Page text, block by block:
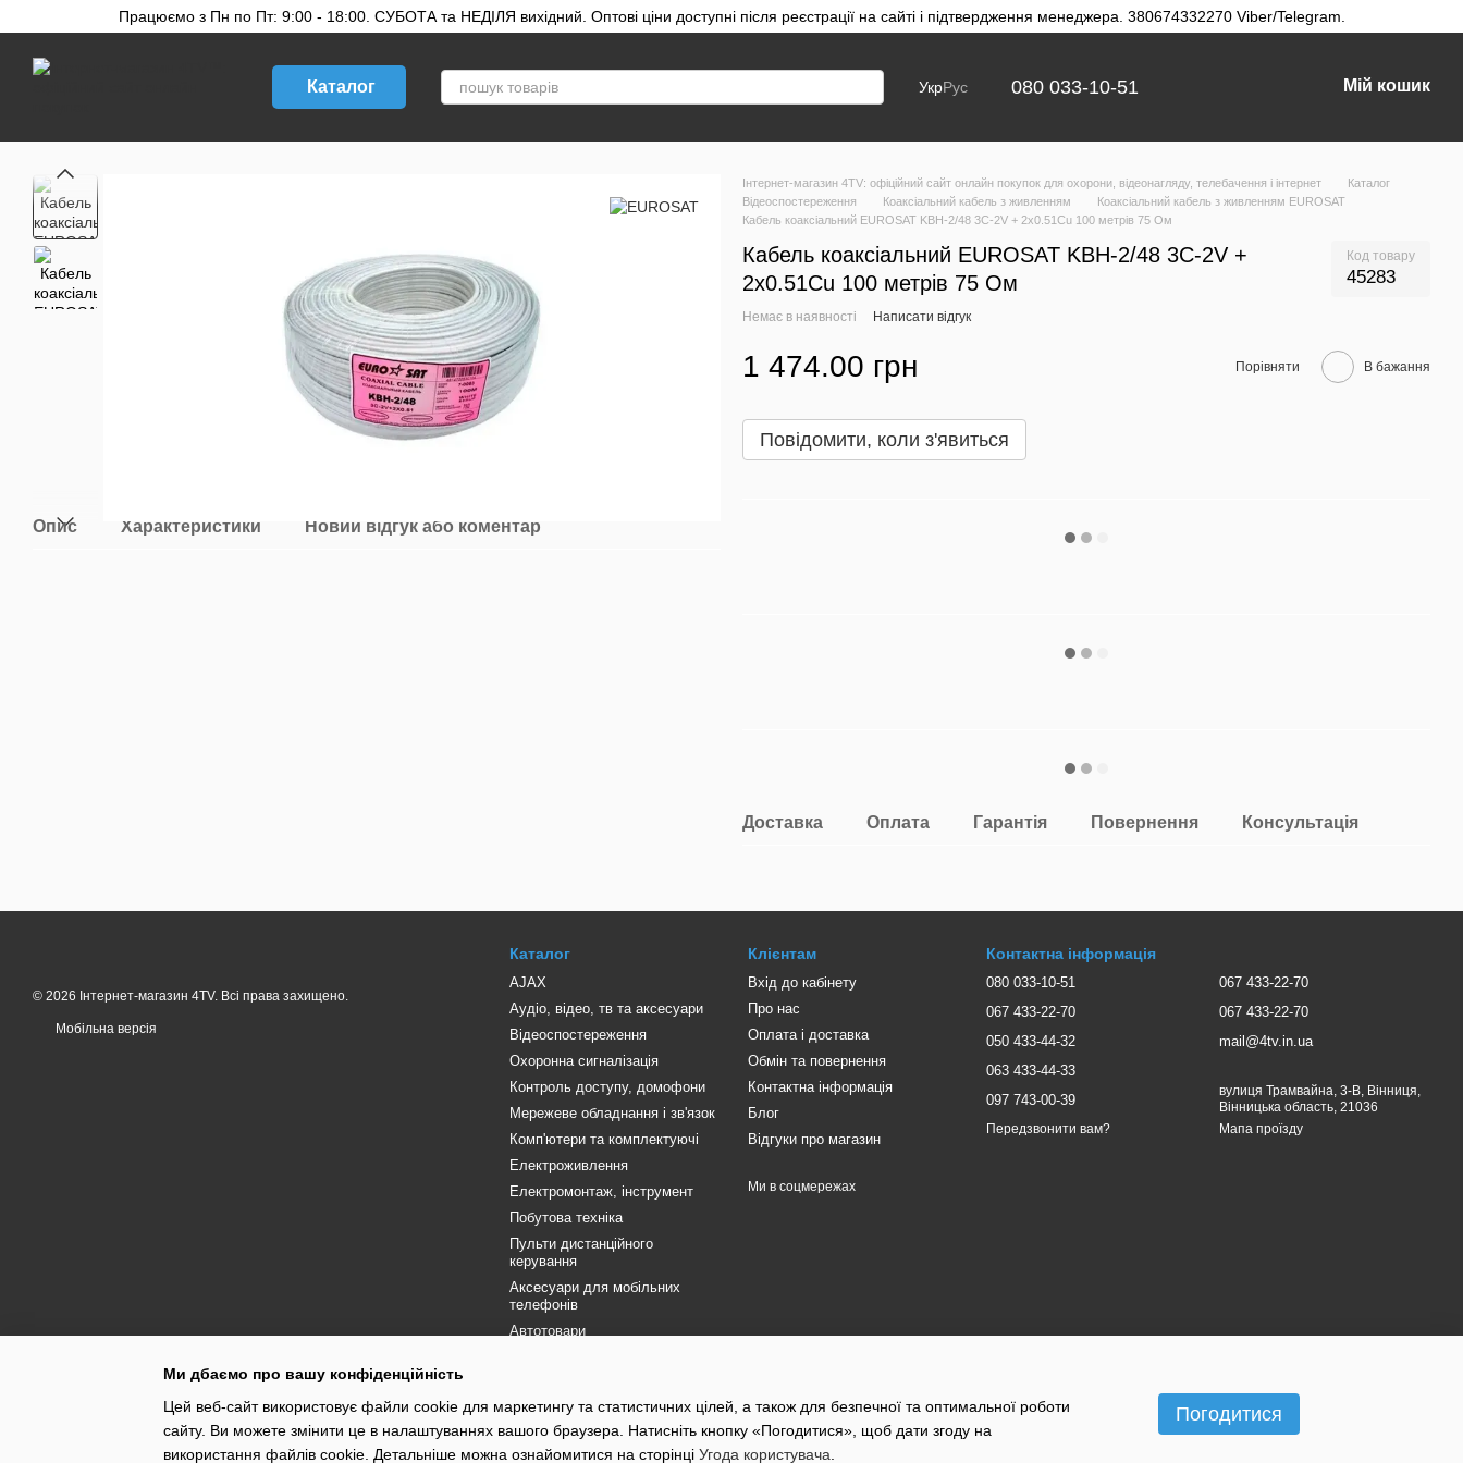
Перейти до основного контенту
Працюємо з Пн по Пт: 9:00 - 18:00. СУБОТА та НЕДІЛЯ вихідний. Оптові ціни доступні після реєстрації на сайті і підтвердження менеджера. 380674332270 Viber/Telegram.
Каталог УкрРус 080 033-10-51 Мій кошик
Опис Характеристики Новий відгук або коментар
Інтернет-магазин 4TV: офіційний сайт онлайн покупок для охорони, відеонагляду, телебачення і інтернет
Каталог
Відеоспостереження
Коаксіальний кабель з живленням
Коаксіальний кабель з живленням EUROSAT
Кабель коаксіальний EUROSAT KBH-2/48 3C-2V + 2x0.51Cu 100 метрів 75 Ом
Кабель коаксіальний EUROSAT KBH-2/48 3C-2V +
2x0.51Cu 100 метрів 75 Ом
Код товару
45283
Немає в наявності Написати відгук
1 474.00 грн Порівняти В бажання
Повідомити, коли з'явиться
Доставка Оплата Гарантія Повернення Консультація
© 2026 Інтернет-магазин 4TV. Всі права захищено.
Мобільна версія
Каталог
AJAX
Аудіо, відео, тв та аксесуари
Відеоспостереження
Охоронна сигналізація
Контроль доступу, домофони
Мережеве обладнання і зв'язок
Комп'ютери та комплектуючі
Електроживлення
Електромонтаж, інструмент
Побутова техніка
Пульти дистанційного
керування
Аксесуари для мобільних
телефонів
Автотовари
Розпродаж
Клієнтам
Вхід до кабінету
Про нас
Оплата і доставка
Обмін та повернення
Контактна інформація
Блог
Відгуки про магазин
Ми в соцмережах
Контактна інформація
080 033-10-51
067 433-22-70
050 433-44-32
063 433-44-33
097 743-00-39
Передзвонити вам?
067 433-22-70
067 433-22-70
mail@4tv.in.ua
вулиця Трамвайна, 3-В, Вінниця,
Вінницька область, 21036
Мапа проїзду
Ми дбаємо про вашу конфіденційність
Цей веб-сайт використовує файли cookie для маркетингу та статистичних цілей, а також для безпечної та оптимальної роботи
сайту. Ви можете змінити це в налаштуваннях вашого браузера. Натисніть кнопку «Погодитися», щоб дати згоду на
використання файлів cookie. Детальніше можна ознайомитися на сторінці Угода користувача
Погодитися